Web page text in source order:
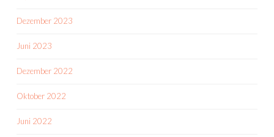
Dezember 2023
Juni 2023
Dezember 2022
Oktober 2022
Juni 2022